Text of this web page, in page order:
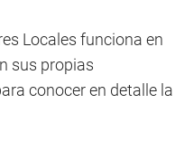
Locales funciona en
sus propias
conocer en detalle la